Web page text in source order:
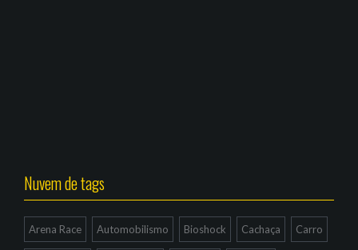
Nuvem de tags
Arena Race Automobilismo Bioshock Cachaça Carro